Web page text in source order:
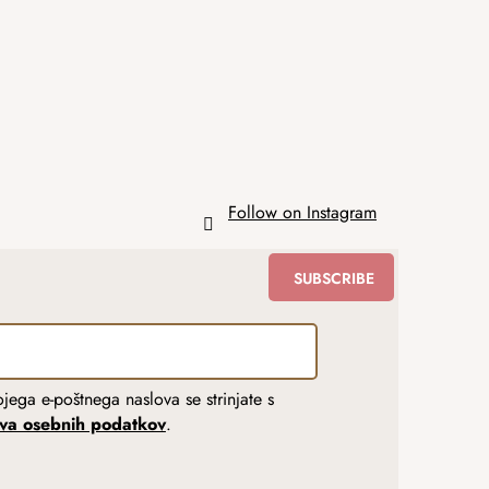
Follow on Instagram
e-poštnega naslova se strinjate s
osebnih podatkov.
SUBSCRIBE